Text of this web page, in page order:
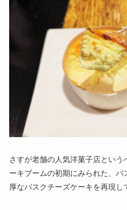
さすが老舗の人気洋菓子店とい
ーキブームの初期にみられた、バ
厚なバスクチーズケーキを再現し